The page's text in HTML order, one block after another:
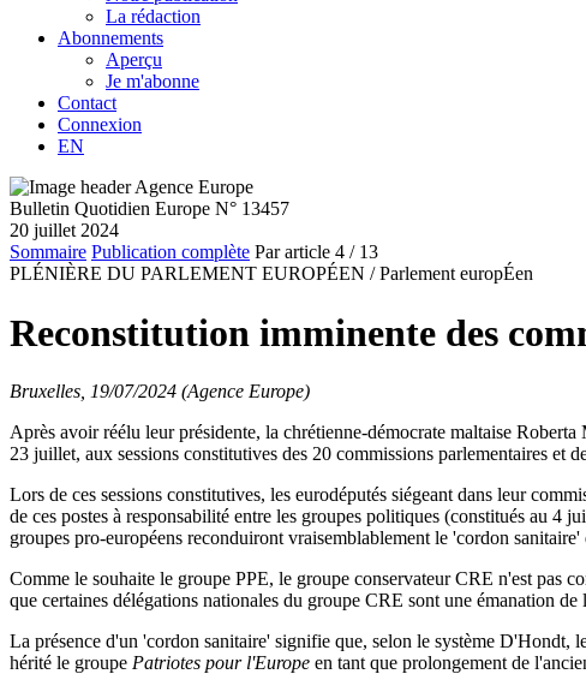
La rédaction
Abonnements
Aperçu
Je m'abonne
Contact
Connexion
EN
Bulletin Quotidien Europe N° 13457
20 juillet 2024
Sommaire Publication complète Par article 4 / 13
PLÉNIÈRE DU PARLEMENT EUROPÉEN / Parlement europÉen
Reconstitution imminente des
Bruxelles, 19/07/2024 (Agence Europe)
Après avoir réélu leur présidente, la chrétienne-démocrate maltaise
23 juillet, aux sessions constitutives des 20 commissions parlementaires et
Lors de ces sessions constitutives, les eurodéputés siégeant dans leur
de ces postes à responsabilité entre les groupes politiques (constitués au
groupes pro-européens reconduiront vraisemblablement le 'cordon
Comme le souhaite le groupe PPE, le groupe conservateur CRE n'est pas
que certaines délégations nationales du groupe CRE sont une émanation de
La présence d'un 'cordon sanitaire' signifie que, selon le système
hérité le groupe Patriotes pour l'Europe en tant que prolongement de